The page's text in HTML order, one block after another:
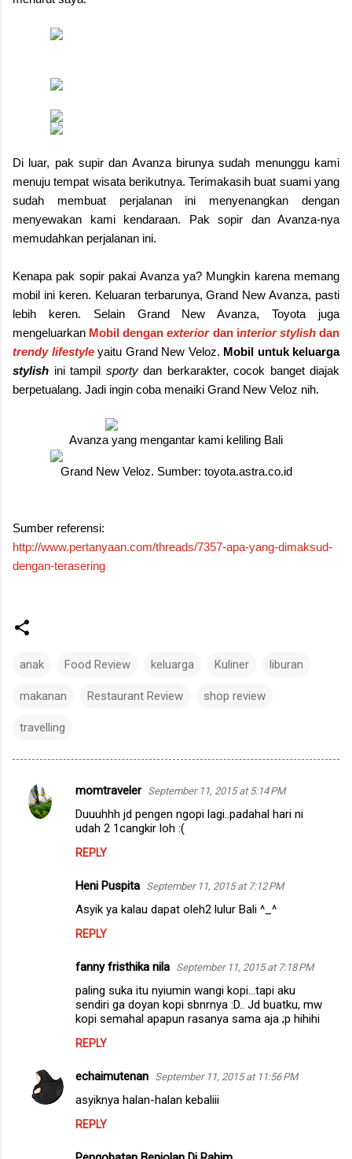
Di luar, pak supir dan Avanza birunya sudah menunggu kami
menuju tempat wisata berikutnya. Terimakasih buat suami yang
sudah membuat perjalanan ini menyenangkan dengan
menyewakan kami kendaraan. Pak sopir dan Avanza-nya
memudahkan perjalanan ini.
Kenapa pak sopir pakai Avanza ya? Mungkin karena memang
mobil ini keren. Keluaran terbarunya, Grand New Avanza, pasti
lebih keren. Selain Grand New Avanza, Toyota juga
mengeluarkan Mobil denganexterior dan interior stylishdan
trendy lifestyleyaitu Grand New Veloz. Mobil untuk keluarga
stylish ini tampil sportydan berkarakter, cocok banget diajak
berpetualang. Jadi ingin coba menaiki Grand New Veloz nih.
Avanza yang mengantar kami keliling Bali
Grand New Veloz. Sumber: toyota.astra.co.id
Sumber referensi:
http://www.pertanyaan.com/threads/7357-apa-yang-dimaksud-
dengan-terasering
anak Food Review keluarga Kuliner liburan
makanan Restaurant Review shop review
travelling
C
o
momtraveler September 11, 2015 at 5:14 PM
Duuuhhh jd pengen ngopi lagi..padahal hari ni
udah 2 1cangkir loh :(
REPLY
Heni Puspita September 11, 2015 at 7:12 PM
Asyik ya kalau dapat oleh2 lulur Bali ^_^
REPLY
fanny fristhika nila September 11, 2015 at 7:18 PM
paling suka itu nyiumin wangi kopi...tapi aku
sendiri ga doyan kopi sbnrnya :D.. Jd buatku, mw
kopi semahal apapun rasanya sama aja ;p hihihi
REPLY
echaimutenan September 11, 2015 at 11:56 PM
asyiknya halan-halan kebaliii
REPLY